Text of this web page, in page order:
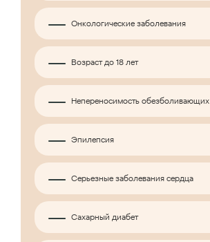
Онкологические заболевания
Возраст до 18 лет
Непереносимость обезболивающих
Эпилепсия
Серьезные заболевания сердца
Сахарный диабет